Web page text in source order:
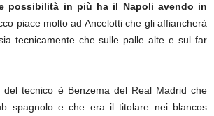
possibilità in più ha il Napoli avendo in
piace molto ad Ancelotti che gli affiancherà
tecnicamente che sulle palle alte e sul far
del tecnico è Benzema del Real Madrid che
spagnolo e che era il titolare nei blancos